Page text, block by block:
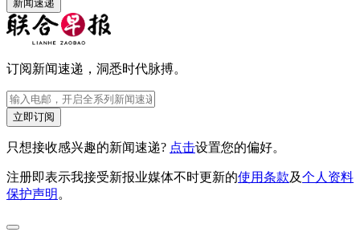
新闻速递
订阅新闻速递，洞悉时代脉搏。
立即订阅
只想接收感兴趣的新闻速递? 点击设置您的偏好。
注册即表示我接受新报业媒体不时更新的使用条款及个人资料
保护声明 。